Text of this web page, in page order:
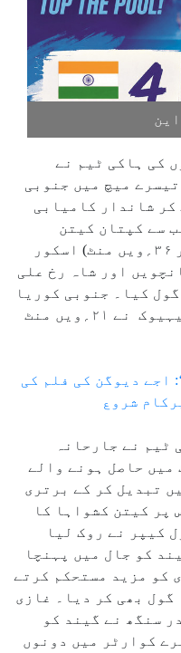
انڈر۔ ۱۸؍ مردوں کی ہاکی ٹیم نے
تیسرے میچ میں جنوبی
کر شاندار کامیابی
سے کپتان کیتن
کشواہا نے ۲؍ گول (تیسرے اور ۳۶؍ویں منٹ) اسکور
اور شاہ رخ علی
گول کیا۔ جنوبی کوریا
کیلئے واحد گول کپتان یون جیہیوک نے ۲۱؍ویں منٹ
بھی پڑھئے:فلم ’’دِرِیشیم۳‘‘: اجے دیوگن کی فلم کی
شروع
ٹیم نے جارحانہ
میں حاصل ہونے والے
تبدیل کر کے برتری
پر کیتن کشواہا کا
کیپر نے روک لیا
کو جال میں پہنچا
کو مزید مستحکم کرتے
گول بھی کر دیا۔ غازی
سنگھ نے گیند کو
کوارٹر میں دونوں